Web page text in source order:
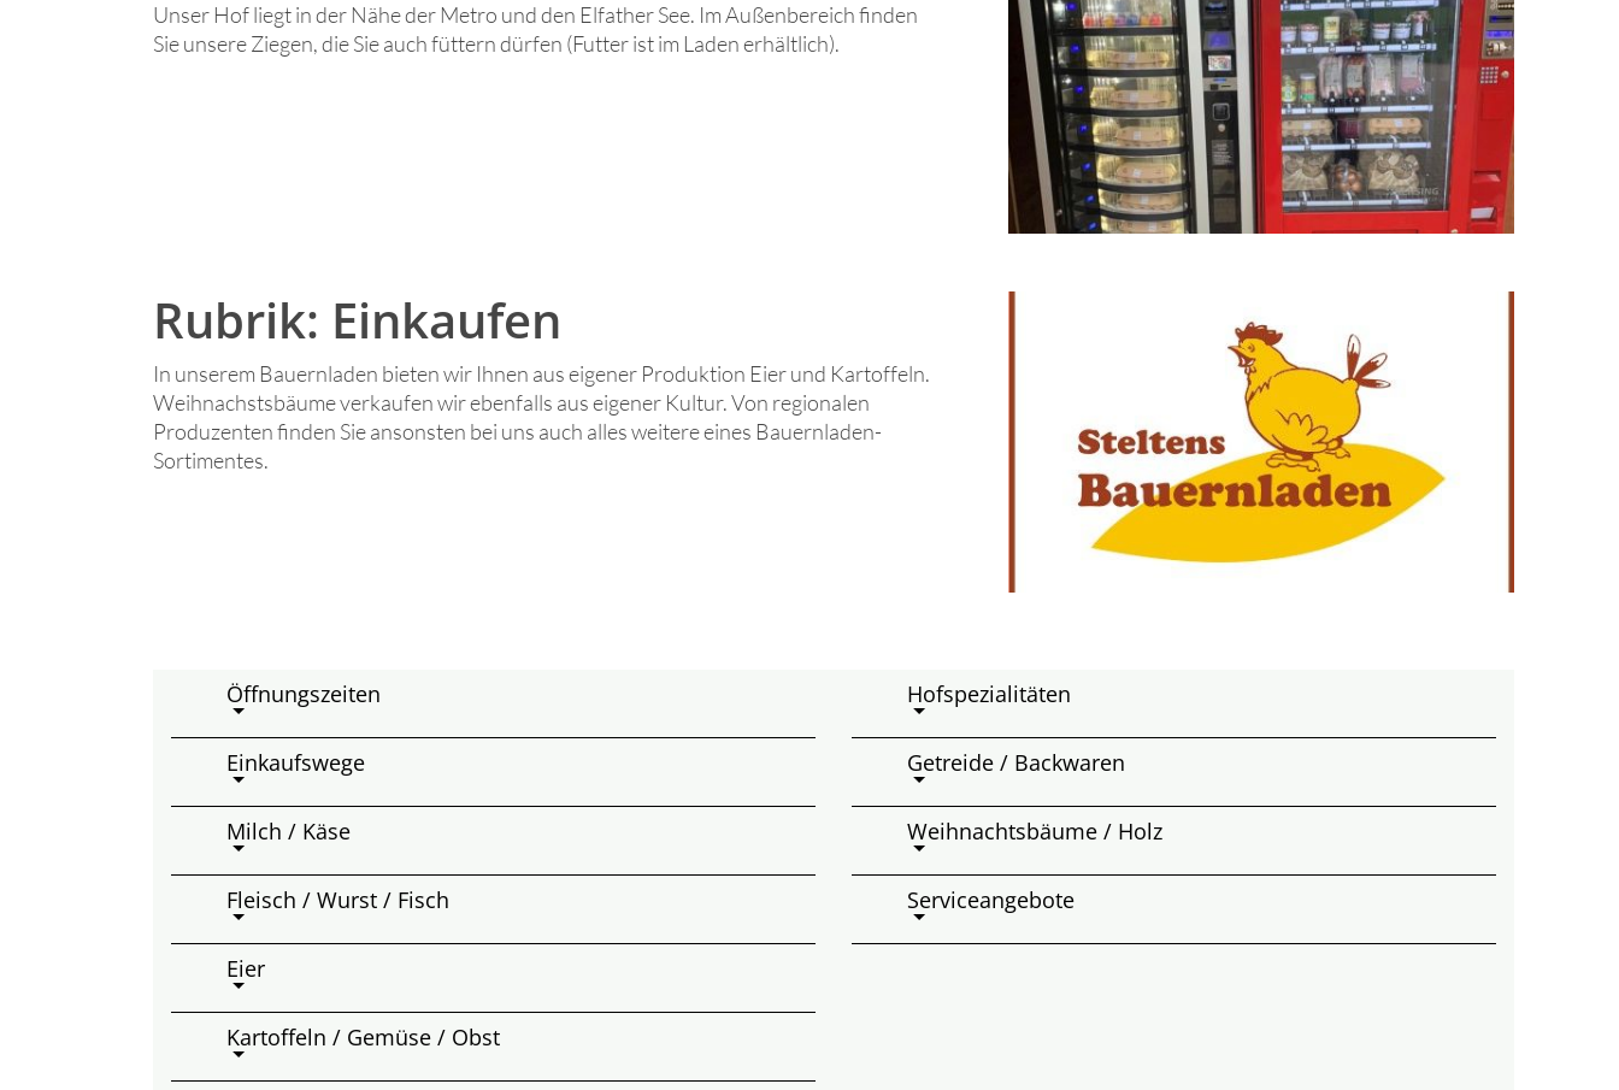
Unser Hof liegt in der Nähe der Metro und den Elfather See. Im Außenbereich finden
Sie unsere Ziegen, die Sie auch füttern dürfen (Futter ist im Laden erhältlich).
Rubrik: Einkaufen
In unserem Bauernladen bieten wir Ihnen aus eigener Produktion Eier und Kartoffeln.
Weihnachstsbäume verkaufen wir ebenfalls aus eigener Kultur. Von regionalen
Produzenten finden Sie ansonsten bei uns auch alles weitere eines Bauernladen-
Sortimentes.
Öffnungszeiten
Einkaufswege
Milch / Käse
Fleisch / Wurst / Fisch
Eier
Kartoffeln / Gemüse / Obst
Hofspezialitäten
Getreide / Backwaren
Weihnachtsbäume / Holz
Serviceangebote